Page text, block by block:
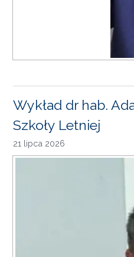
Wykład dr hab.
Szkoły Letniej
21 lipca 2026